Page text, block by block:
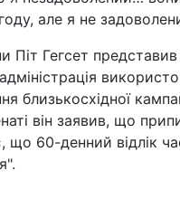
але я не
Піт Гегсет
близькосхідної
він заявив, що
що 60-денний відлік